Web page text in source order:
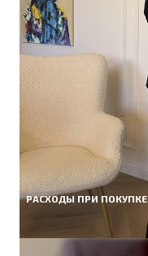
РАСХОДЫ ПРИ ПОКУПКЕ